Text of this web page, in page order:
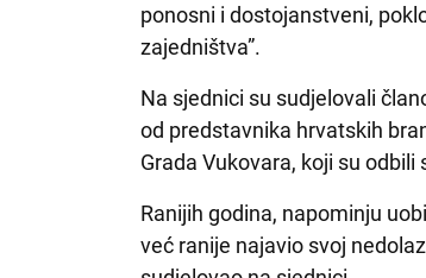
ponosni i dostojanstveni,
zajedništva”.
Na sjednici su sudjelovali
od predstavnika hrvatskih
Grada Vukovara, koji su
Ranijih godina, napominju
već ranije najavio svoj